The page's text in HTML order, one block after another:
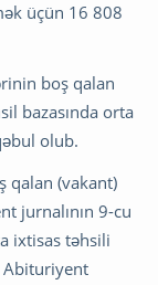
üçün 16 808
boş qalan
bazasında orta
olub.
qalan (vakant)
jurnalının 9-cu
ixtisas təhsili
Abituriyent